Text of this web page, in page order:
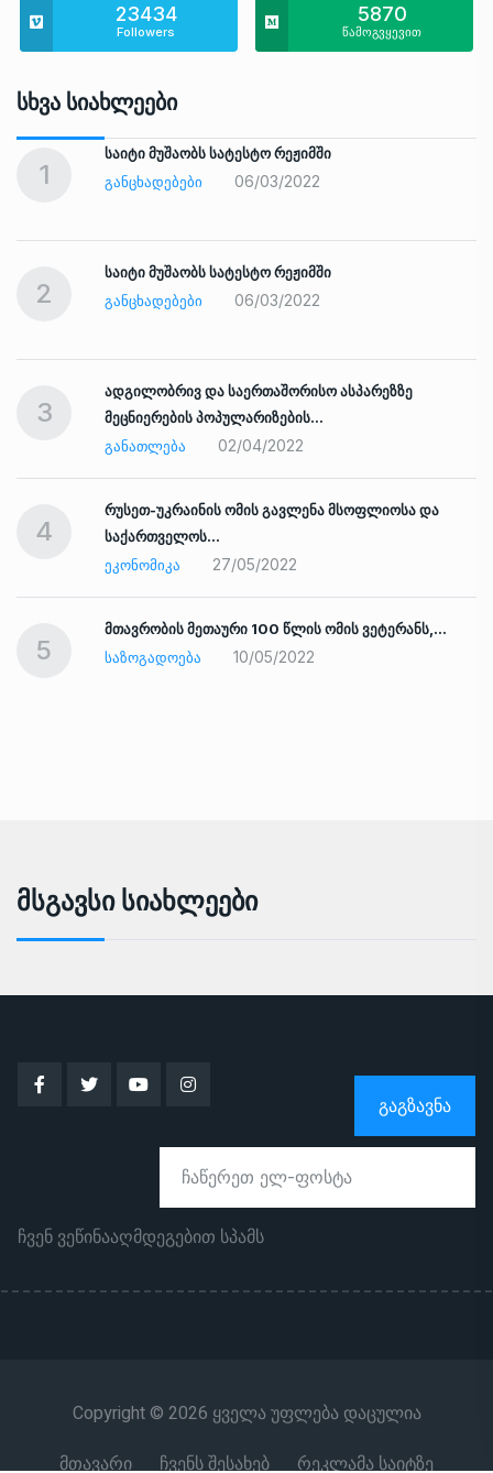
23434
Followers
5870
წამოგვყევით
Სხვა Სიახლეები
1
საიტი მუშაობს სატესტო რეჟიმში
ᲒᲐᲜᲪᲮᲐᲓᲔᲑᲔᲑᲘ
06/03/2022
2
საიტი მუშაობს სატესტო რეჟიმში
ᲒᲐᲜᲪᲮᲐᲓᲔᲑᲔᲑᲘ
06/03/2022
3
ადგილობრივ და საერთაშორისო ასპარეზზე
მეცნიერების პოპულარიზების…
ᲒᲐᲜᲐᲗᲚᲔᲑᲐ
02/04/2022
4
რუსეთ-უკრაინის ომის გავლენა მსოფლიოსა და
საქართველოს…
ᲔᲙᲝᲜᲝᲛᲘᲙᲐ
27/05/2022
5
მთავრობის მეთაური 100 წლის ომის ვეტერანს,…
ᲡᲐᲖᲝᲒᲐᲓᲝᲔᲑᲐ
10/05/2022
Მსგავსი Სიახლეები
ᲒᲐᲒᲖᲐᲕᲜᲐ
ჩვენ ვეწინააღმდეგებით სპამს
Copyright © 2026 ყველა უფლება დაცულია
მთავარი
ჩვენს შესახებ რეკლამა საიტზე